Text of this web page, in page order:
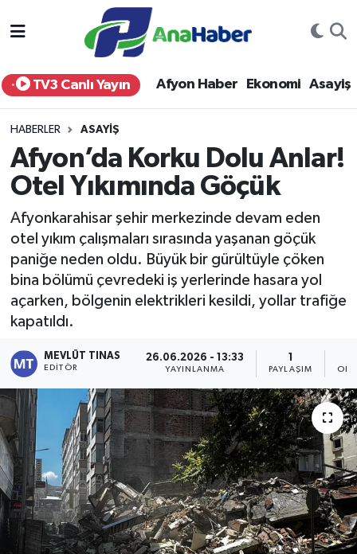
TV3 Canlı Yayın Afyon Haber Ekonomi Asayiş
HABERLER ASAYIŞ
Afyon’da Korku Dolu Anlar!
Otel Yıkımında Göçük
Afyonkarahisar şehir merkezinde devam eden
otel yıkım çalışmaları sırasında yaşanan göçük
paniğe neden oldu. Büyük bir gürültüyle çöken
bina bölümü çevredeki iş yerlerinde hasara yol
açarken, bölgenin elektrikleri kesildi, yollar trafiğe
kapatıldı.
MEVLÜT TINAS
EDITÖR
26.06.2026 - 13:33
YAYINLANMA PAYLAŞIM
Yurt Haber
Afyon Haber
Siyaset
Spor
Eğitim
Sağlık
Yaşam
Afyonkarahisar Nöbetçi Eczaneler
Afyonkarahisar Hava Durumu
Afyonkarahisar Trafik Yoğunluk Haritası
Süper Lig Puan Durumu ve Fikstür
Tüm Manşetler
Son Dakika Haberleri